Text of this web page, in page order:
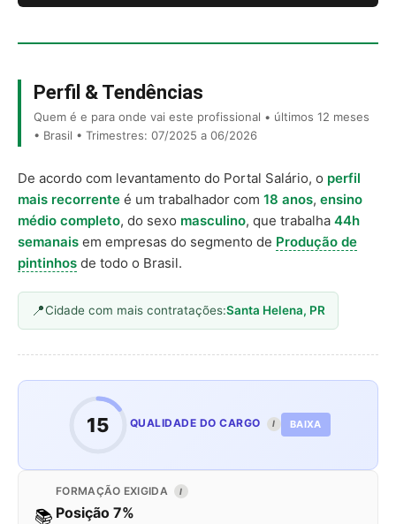
Perfil & Tendências
Quem é e para onde vai este profissional • últimos 12 meses
• Brasil • Trimestres: 07/2025 a 06/2026
De acordo com levantamento do Portal Salário, o perfil
mais recorrente é um trabalhador com 18 anos, ensino
médio completo, do sexo masculino, que trabalha 44h
semanais em empresas do segmento de Produção de
pintinhos de todo o Brasil.
Cidade com mais contratações:Santa Helena, PR
15 QUALIDADE DO CARGO I BAIXA
📚
FORMAÇÃO EXIGIDA I
Posição 7%